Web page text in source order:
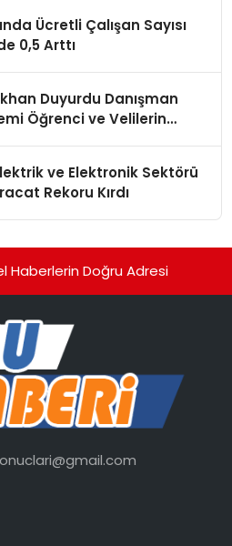
Ücretli Çalışan Sayısı
0,5 Arttı
Duyurdu Danışman
Öğrenci ve Velilerin
ve Elektronik Sektörü
Rekoru Kırdı
Haberlerin Doğru Adresi